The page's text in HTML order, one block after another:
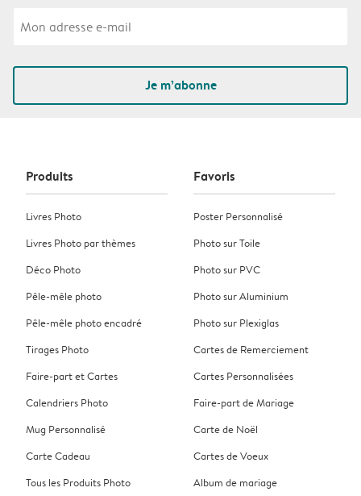
Je m’abonne
Produits
Livres Photo
Livres Photo par thèmes
Déco Photo
Pêle-mêle photo
Pêle-mêle photo encadré
Tirages Photo
Faire-part et Cartes
Calendriers Photo
Mug Personnalisé
Carte Cadeau
Tous les Produits Photo
Favoris
Poster Personnalisé
Photo sur Toile
Photo sur PVC
Photo sur Aluminium
Photo sur Plexiglas
Cartes de Remerciement
Cartes Personnalisées
Faire-part de Mariage
Carte de Noël
Cartes de Voeux
Album de mariage